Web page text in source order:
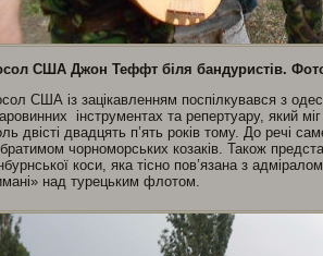
США Джон Теффт біля бандуристів.
США із зацікавленням поспілкувався з
інструментах та репертуару, який
двісті двадцять п’ять років тому. До речі
чорноморських козаків. Також
коси, яка тісно пов’язана з
над турецьким флотом.